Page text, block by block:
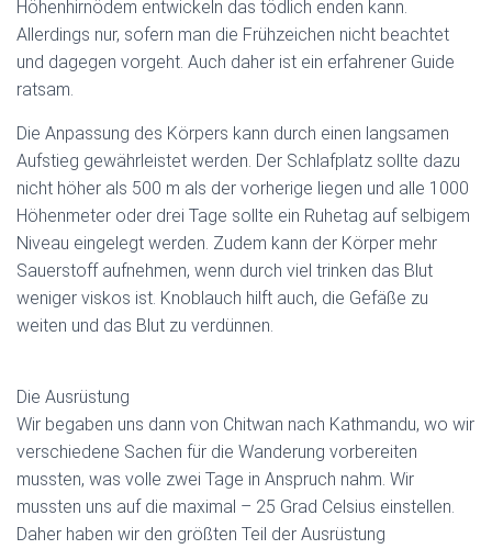
Höhenhirnödem entwickeln das tödlich enden kann.
Allerdings nur, sofern man die Frühzeichen nicht beachtet
und dagegen vorgeht. Auch daher ist ein erfahrener Guide
ratsam.
Die Anpassung des Körpers kann durch einen langsamen
Aufstieg gewährleistet werden. Der Schlafplatz sollte dazu
nicht höher als 500 m als der vorherige liegen und alle 1000
Höhenmeter oder drei Tage sollte ein Ruhetag auf selbigem
Niveau eingelegt werden. Zudem kann der Körper mehr
Sauerstoff aufnehmen, wenn durch viel trinken das Blut
weniger viskos ist. Knoblauch hilft auch, die Gefäße zu
weiten und das Blut zu verdünnen.
Die Ausrüstung
Wir begaben uns dann von Chitwan nach Kathmandu, wo wir
verschiedene Sachen für die Wanderung vorbereiten
mussten, was volle zwei Tage in Anspruch nahm. Wir
mussten uns auf die maximal – 25 Grad Celsius einstellen.
Daher haben wir den größten Teil der Ausrüstung